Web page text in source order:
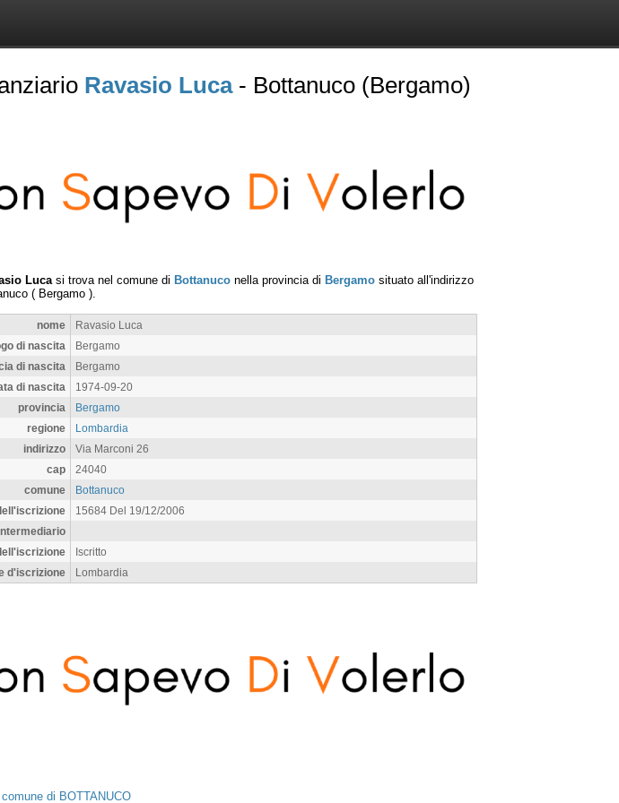
Ravasio Luca- Bottanuco (Bergamo)
Luca si trova nel comune di Bottanuco nella provincia di Bergamo situato all'indirizzo
( Bergamo ).
nome
Ravasio Luca
di nascita
Bergamo
di nascita
Bergamo
di nascita
1974-09-20
provincia
Bergamo
regione
Lombardia
indirizzo
Via Marconi 26
cap
24040
comune
Bottanuco
15684 Del 19/12/2006
Iscritto
d'iscrizione
Lombardia
di BOTTANUCO